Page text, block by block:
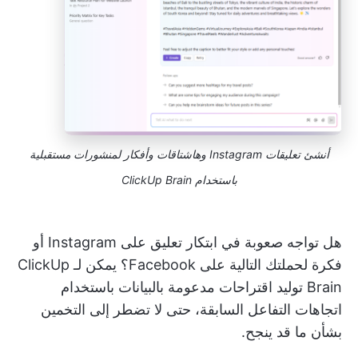
أنشئ تعليقات Instagram وهاشتاقات وأفكار لمنشورات مستقبلية
باستخدام ClickUp Brain
هل تواجه صعوبة في ابتكار تعليق على Instagram أو
فكرة لحملتك التالية على Facebook؟ يمكن لـ ClickUp
Brain توليد اقتراحات مدعومة بالبيانات باستخدام
اتجاهات التفاعل السابقة، حتى لا تضطر إلى التخمين
بشأن ما قد ينجح.